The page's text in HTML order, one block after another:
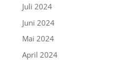
Juli 2024
Juni 2024
Mai 2024
April 2024